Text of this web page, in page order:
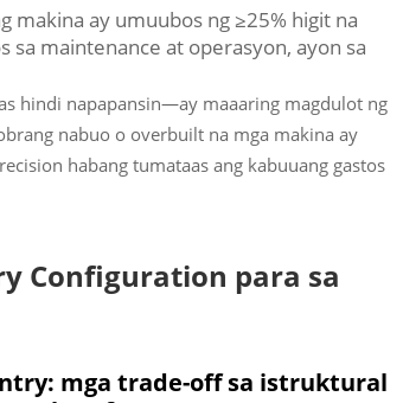
makina ay umuubos ng ≥25% higit na
sa maintenance at operasyon, ayon sa
hindi napapansin—ay maaaring magdulot ng
nabuo o overbuilt na mga makina ay
habang tumataas ang kabuuang gastos
Configuration para sa
mga trade-off sa istruktural